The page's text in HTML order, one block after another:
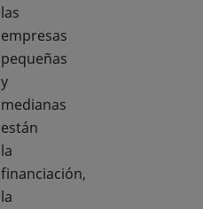
las
empresas
pequeñas
y
medianas
están
la
financiación,
la